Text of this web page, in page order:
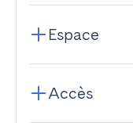
Espace
Accès